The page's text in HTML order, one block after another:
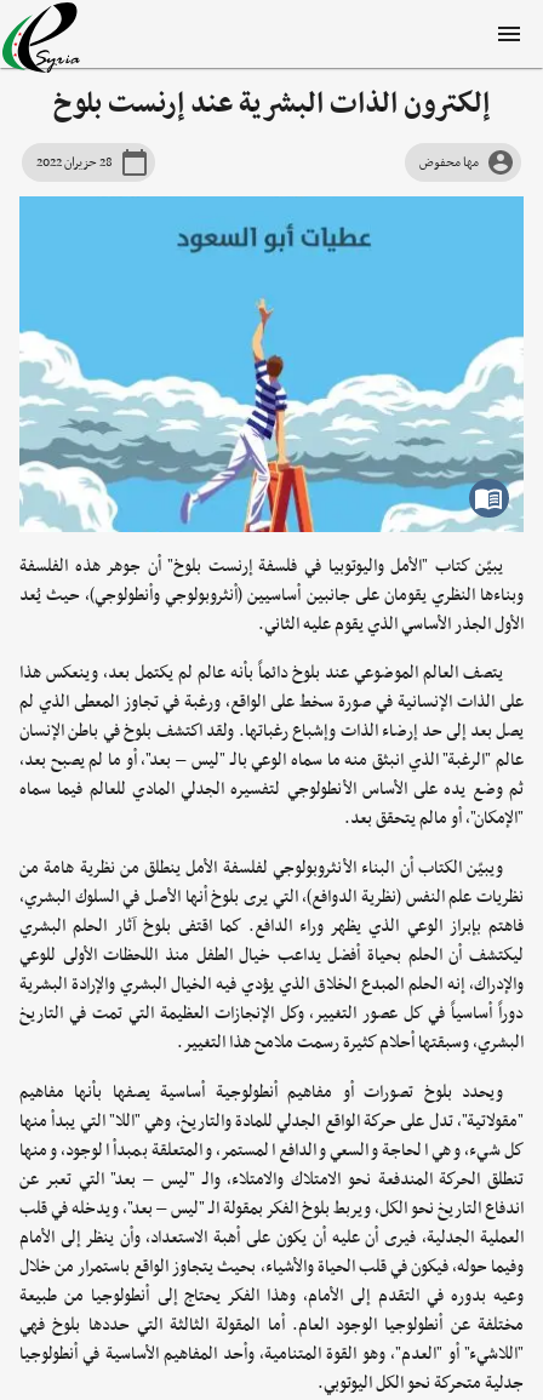
إلكترون الذات البشرية عند إرنست بلوخ
مها محفوض 28 حزيران 2022
يبيّن كتاب "الأمل واليوتوبيا في فلسفة إرنست بلوخ" أن جوهر هذه الفلسفة
وبناءها النظري يقومان على جانبين أساسيين (أنثروبولوجي وأنطولوجي)، حيث يُعد
الأول الجذر الأساسي الذي يقوم عليه الثاني.
يتصف العالم الموضوعي عند بلوخ دائماً بأنه عالم لم يكتمل بعد، وينعكس هذا
على الذات الإنسانية في صورة سخط على الواقع، ورغبة في تجاوز المعطى الذي لم
يصل بعد إلى حد إرضاء الذات وإشباع رغباتها. ولقد اكتشف بلوخ في باطن الإنسان
عالم "الرغبة" الذي انبثق منه ما سماه الوعي بالـ "ليس – بعد"، أو ما لم يصبح بعد،
ثم وضع يده على الأساس الأنطولوجي لتفسيره الجدلي المادي للعالم فيما سماه
"الإمكان"، أو مالم يتحقق بعد.
ويبيّن الكتاب أن البناء الأنثروبولوجي لفلسفة الأمل ينطلق من نظرية هامة من
نظريات علم النفس (نظرية الدوافع)، التي يرى بلوخ أنها الأصل في السلوك البشري،
فاهتم بإبراز الوعي الذي يظهر وراء الدافع. كما اقتفى بلوخ آثار الحلم البشري
ليكتشف أن الحلم بحياة أفضل يداعب خيال الطفل منذ اللحظات الأولى للوعي
والإدراك، إنه الحلم المبدع الخلاق الذي يؤدي فيه الخيال البشري والإرادة البشرية
دوراً أساسياً في كل عصور التغيير، وكل الإنجازات العظيمة التي تمت في التاريخ
البشري، وسبقتها أحلام كثيرة رسمت ملامح هذا التغيير.
ويحدد بلوخ تصورات أو مفاهيم أنطولوجية أساسية يصفها بأنها مفاهيم
"مقولاتية"، تدل على حركة الواقع الجدلي للمادة والتاريخ، وهي "اللا" التي يبدأ منها
كل شيء، وهي الحاجة والسعي والدافع المستمر، والمتعلقة بمبدأ الوجود، ومنها
تنطلق الحركة المندفعة نحو الامتلاك والامتلاء، والـ "ليس – بعد" التي تعبر عن
اندفاع التاريخ نحو الكل، ويربط بلوخ الفكر بمقولة الـ "ليس – بعد"، ويدخله في قلب
العملية الجدلية، فيرى أن عليه أن يكون على أهبة الاستعداد، وأن ينظر إلى الأمام
وفيما حوله، فيكون في قلب الحياة والأشياء، بحيث يتجاوز الواقع باستمرار من خلال
وعيه بدوره في التقدم إلى الأمام، وهذا الفكر يحتاج إلى أنطولوجيا من طبيعة
مختلفة عن أنطولوجيا الوجود العام. أما المقولة الثالثة التي حددها بلوخ فهي
"اللاشيء" أو "العدم"، وهو القوة المتنامية، وأحد المفاهيم الأساسية في أنطولوجيا
جدلية متحركة نحو الكل اليوتوبي.